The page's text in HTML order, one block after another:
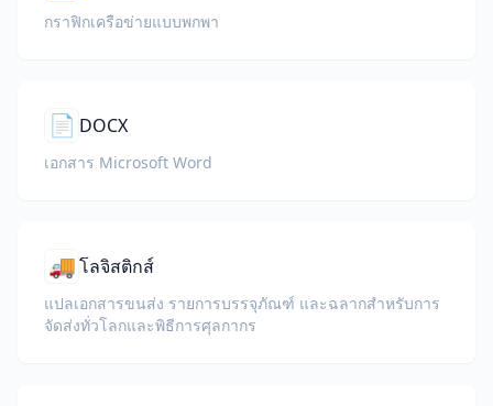
กราฟิกเครือข่ายแบบพกพา
📄 DOCX
เอกสาร Microsoft Word
🚚โลจิสติกส์
แปลเอกสารขนส่ง รายการบรรจุภัณฑ์ และฉลากสำหรับการ
จัดส่งทั่วโลกและพิธีการศุลกากร